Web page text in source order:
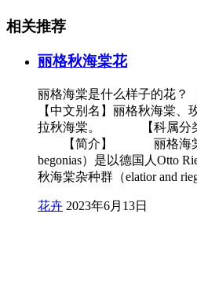
相关推荐
丽格秋海棠花
丽格海棠是什么样子的花
【中文别名】丽格秋海棠、
拉秋海棠。 【科属分类
【简介】 丽格海棠的
begonias）是以德国人Otto
秋海棠杂种群（elatior and
花卉 2023年6月13日